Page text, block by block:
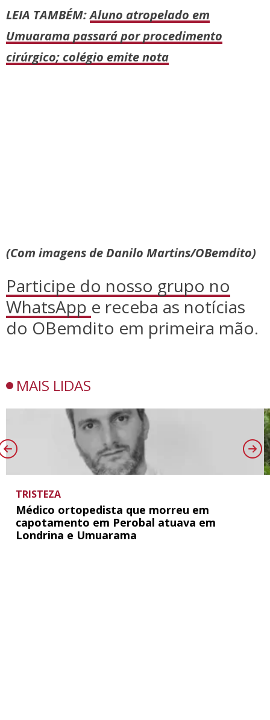
LEIA TAMBÉM:Aluno atropelado em
Umuarama passará por procedimento
cirúrgico; colégio emite nota
(Com imagens de Danilo Martins/OBemdito)
Participe do nosso grupo no
WhatsApp e receba as notícias
do OBemdito em primeira mão.
MAIS LIDAS
TRISTEZA
Médico ortopedista que morreu em
capotamento em Perobal atuava em
Londrina e Umuarama